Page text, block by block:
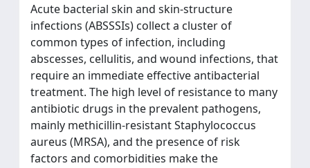
Acute bacterial skin and skin-structure
infections (ABSSSIs) collect a cluster of
common types of infection, including
abscesses, cellulitis, and wound infections, that
require an immediate effective antibacterial
treatment. The high level of resistance to many
antibiotic drugs in the prevalent pathogens,
mainly methicillin-resistant Staphylococcus
aureus (MRSA), and the presence of risk
factors and comorbidities make the